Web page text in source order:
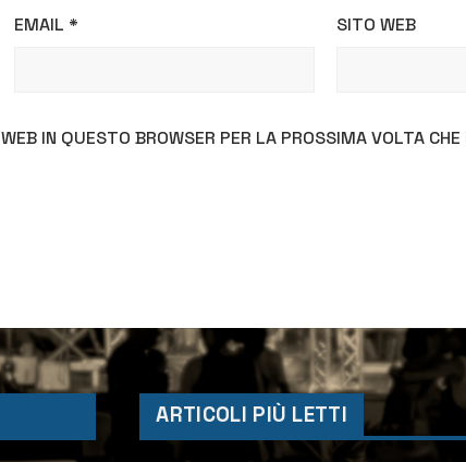
EMAIL * SITO WEB
IN QUESTO BROWSER PER LA PROSSIMA VOLTA
ARTICOLI PIÙ LETTI